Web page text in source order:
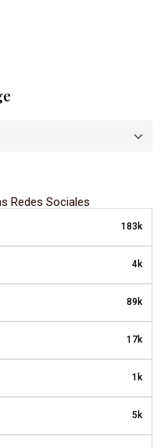
Redes Sociales
183k
4k
89k
17k
1k
5k